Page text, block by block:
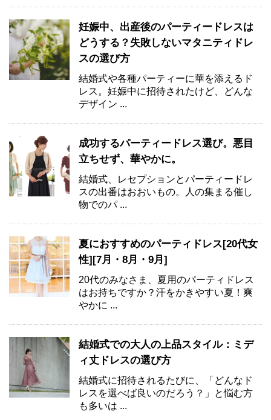
妊娠中、出産後のパーティードレスは
どうする？失敗しないマタニティドレ
スの選び方
結婚式や各種パーティーに華を添えるド
レス。妊娠中に招待されたけど、どんな
デザイン ...
成功するパーティードレス選び。悪目
立ちせず、華やかに。
結婚式、レセプションとパーティードレ
スの出番はおおいもの。人の集まる催し
物でのパ ...
夏におすすめのパーティドレス[20代女
性][7月・8月・9月]
20代のみなさま、夏用のパーティドレス
はお持ちですか？汗をかきやすい夏！爽
やかに ...
結婚式での大人の上品スタイル：ミデ
ィ丈ドレスの選び方
結婚式に招待されるたびに、「どんなド
レスを選べば良いのだろう？」と悩む方
も多いは ...